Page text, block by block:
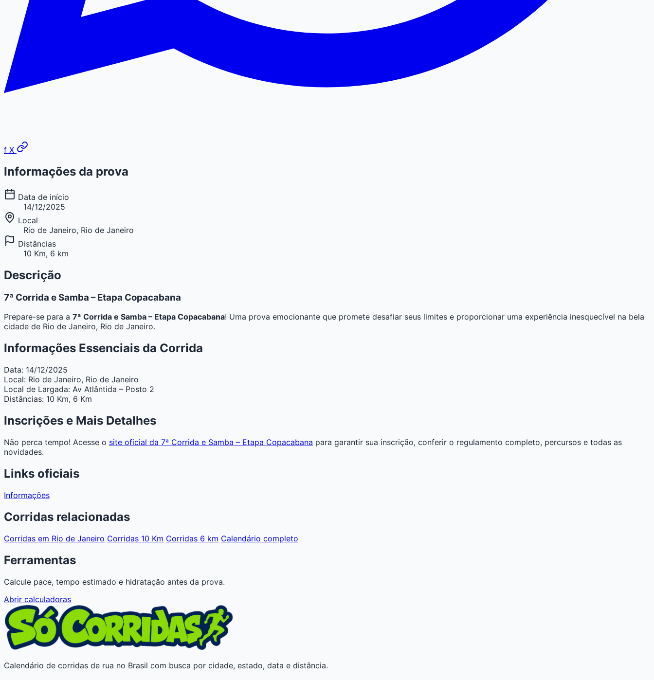
f X
Informações da prova
Data de início
14/12/2025
Local
Rio de Janeiro, Rio de Janeiro
Distâncias
10 Km, 6 km
Descrição
7ª Corrida e Samba – Etapa Copacabana
Prepare-se para a 7ª Corrida e Samba – Etapa Copacabana! Uma prova emocionante que promete desafiar seus limites e proporcionar uma experiência inesquecível na bela
cidade de Rio de Janeiro, Rio de Janeiro.
Informações Essenciais da Corrida
Data: 14/12/2025
Local: Rio de Janeiro, Rio de Janeiro
Local de Largada: Av Atlântida – Posto 2
Distâncias: 10 Km, 6 Km
Inscrições e Mais Detalhes
Não perca tempo! Acesse o site oficial da 7ª Corrida e Samba – Etapa Copacabana para garantir sua inscrição, conferir o regulamento completo, percursos e todas as
novidades.
Links oficiais
Informações
Corridas relacionadas
Corridas em Rio de Janeiro Corridas 10 Km Corridas 6 km Calendário completo
Ferramentas
Calcule pace, tempo estimado e hidratação antes da prova.
Abrir calculadoras
Calendário de corridas de rua no Brasil com busca por cidade, estado, data e distância.